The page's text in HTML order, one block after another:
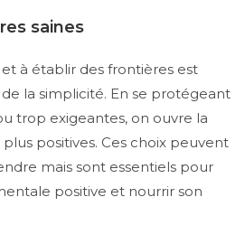
saines
à établir des frontières est
la simplicité. En se protégeant
trop exigeantes, on ouvre la
positives. Ces choix peuvent
mais sont essentiels pour
positive et nourrir son